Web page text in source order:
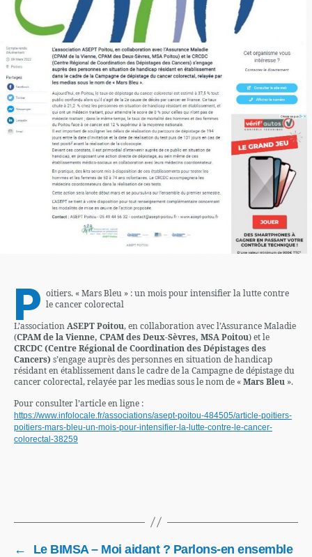
P oitiers. « Mars Bleu » : un mois pour intensifier la lutte contre
le cancer colorectal
L’association ASEPT Poitou, en collaboration avec l’Assurance Maladie
(CPAM de la Vienne, CPAM des Deux-Sèvres, MSA Poitou) et le
CRCDC (Centre Régional de Coordination des Dépistages des
Cancers) s’engage auprès des personnes en situation de handicap
résidant en établissement dans le cadre de la Campagne de dépistage du
cancer colorectal, relayée par les medias sous le nom de « Mars Bleu ».
Pour consulter l’article en ligne :
https://www.infolocale.fr/associations/asept-poitou-484505/article-poitiers-
poitiers-mars-bleu-un-mois-pour-intensifier-la-lutte-contre-le-cancer-
colorectal-38259
←
Le BIMSA – Moi aidant ? Parlons-en ensemble